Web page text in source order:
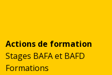
Actions de formation
Stages BAFA et BAFD
Formations